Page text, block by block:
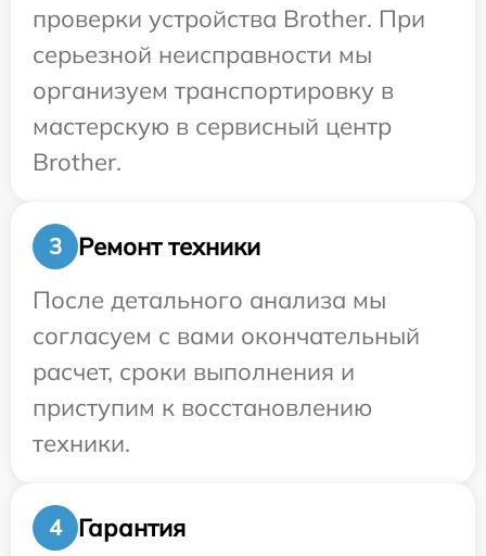
проверки устройства Brother. При
серьезной неисправности мы
организуем транспортировку в
мастерскую в сервисный центр
Brother.
3
Ремонт техники
После детального анализа мы
согласуем с вами окончательный
расчет, сроки выполнения и
приступим к восстановлению
техники.
4
Гарантия